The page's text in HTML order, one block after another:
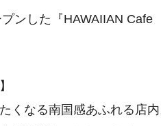
ンした『HAWAIIAN Cafe
くなる南国感あふれる店